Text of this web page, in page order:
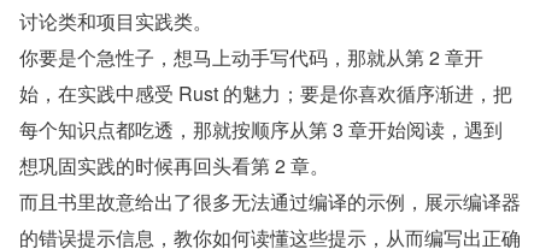
讨论类和项目实践类。
你要是个急性子，想马上动手写代码，那就从第 2 章开
始，在实践中感受 Rust 的魅力；要是你喜欢循序渐进，把
每个知识点都吃透，那就按顺序从第 3 章开始阅读，遇到
想巩固实践的时候再回头看第 2 章。
而且书里故意给出了很多无法通过编译的示例，展示编译器
的错误提示信息，教你如何读懂这些提示，从而编写出正确